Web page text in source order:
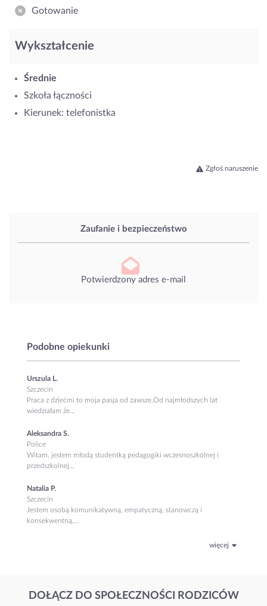
Zaufanie i bezpieczeństwo
Potwierdzony adres e-mail
Podobne opiekunki
Urszula L.
Szczecin
Praca z dziećmi to moja pasja od zawsze.Od najmłodszych lat
wiedziałam że...
Aleksandra S.
Police
Witam, jestem młodą studentką pedagogiki wczesnoszkolnej i
przedszkolnej...
Natalia P.
Szczecin
Jestem osobą komunikatywną, empatyczną, stanowczą i
konsekwentną,...
więcej
Gotowanie
Wykształcenie
Średnie
Szkoła łączności
Kierunek: telefonistka
Zgłoś naruszenie
DOŁĄCZ DO SPOŁECZNOŚCI RODZICÓW